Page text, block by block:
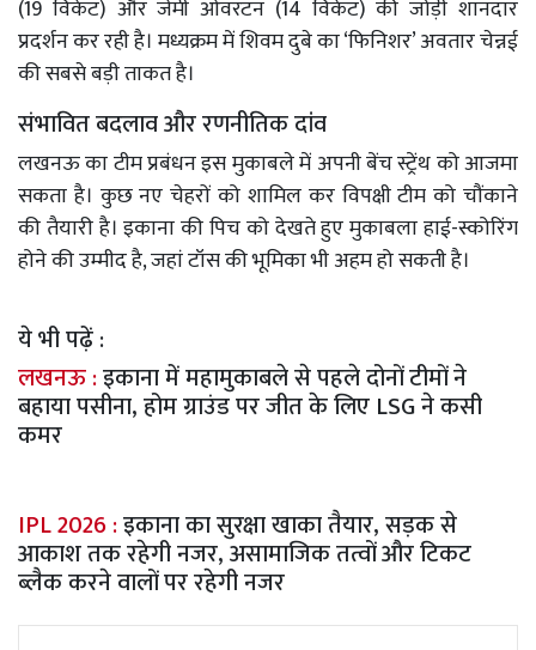
(19 विकेट) और जेमी ओवरटन (14 विकेट) की जोड़ी शानदार
प्रदर्शन कर रही है। मध्यक्रम में शिवम दुबे का ‘फिनिशर’ अवतार चेन्नई
की सबसे बड़ी ताकत है।
संभावित बदलाव और रणनीतिक दांव
लखनऊ का टीम प्रबंधन इस मुकाबले में अपनी बेंच स्ट्रेंथ को आजमा
सकता है। कुछ नए चेहरों को शामिल कर विपक्षी टीम को चौंकाने
की तैयारी है। इकाना की पिच को देखते हुए मुकाबला हाई-स्कोरिंग
होने की उम्मीद है, जहां टॉस की भूमिका भी अहम हो सकती है।
ये भी पढ़ें :
लखनऊ :इकाना में महामुकाबले से पहले दोनों टीमों ने
बहाया पसीना, होम ग्राउंड पर जीत के लिए LSG ने कसी
कमर
IPL 2026 :इकाना का सुरक्षा खाका तैयार, सड़क से
आकाश तक रहेगी नजर, असामाजिक तत्वों और टिकट
ब्लैक करने वालों पर रहेगी नजर